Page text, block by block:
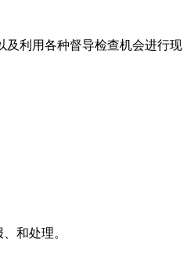
及利用各种督导检查机会进行现
和处理。